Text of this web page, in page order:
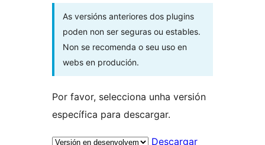
As versións anteriores dos plugins
poden non ser seguras ou estables.
Non se recomenda o seu uso en
webs en produción.
Por favor, selecciona unha versión
específica para descargar.
Descargar